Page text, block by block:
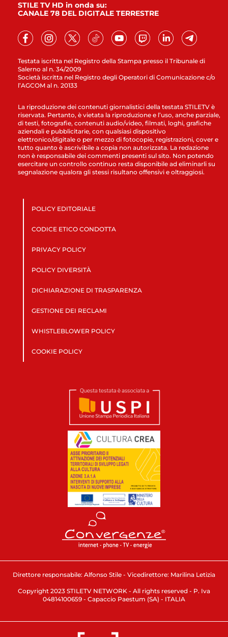
Testata iscritta nel Registro della Stampa presso il Tribunale di
Salerno al n. 34/2009
Società iscritta nel Registro degli Operatori di Comunicazione c/o
l’AGCOM al n. 20133
STILE TV HD in onda su:
CANALE 78 DEL DIGITALE TERRESTRE
La riproduzione dei contenuti giornalistici della testata STILETV è
riservata. Pertanto, è vietata la riproduzione e l’uso, anche parziale,
di testi, fotografie, contenuti audio/video, filmati, loghi, grafiche
aziendali e pubblicitarie, con qualsiasi dispositivo
elettronico/digitale o per mezzo di fotocopie, registrazioni, cover e
tutto quanto è ascrivibile a copia non autorizzata. La redazione
non è responsabile dei commenti presenti sul sito. Non potendo
esercitare un controllo continuo resta disponibile ad eliminarli su
segnalazione qualora gli stessi risultano offensivi e oltraggiosi.
POLICY EDITORIALE
CODICE ETICO CONDOTTA
PRIVACY POLICY
POLICY DIVERSITÀ
DICHIARAZIONE DI TRASPARENZA
GESTIONE DEI RECLAMI
WHISTLEBLOWER POLICY
COOKIE POLICY
Direttore responsabile: Alfonso Stile - Vicedirettore: Marilina Letizia
Copyright 2023 STILETV NETWORK - All rights reserved - P. Iva
04814100659 - Capaccio Paestum (SA) - ITALIA